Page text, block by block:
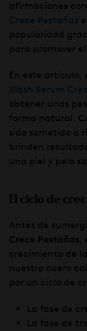
afirmaciones
Crece Pestañas
popularidad
para promover
En este artículo,
Xlash Serum
obtener unas
forma natural.
sido sometido a
brinden
una piel y pelo
El ciclo de
Antes de
Crece Pestañas,
crecimiento de
nuestro cuero
por un ciclo de
La fase de
La fase de